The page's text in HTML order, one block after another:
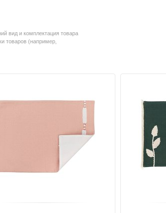
вид и комплектация товара
товаров (например,